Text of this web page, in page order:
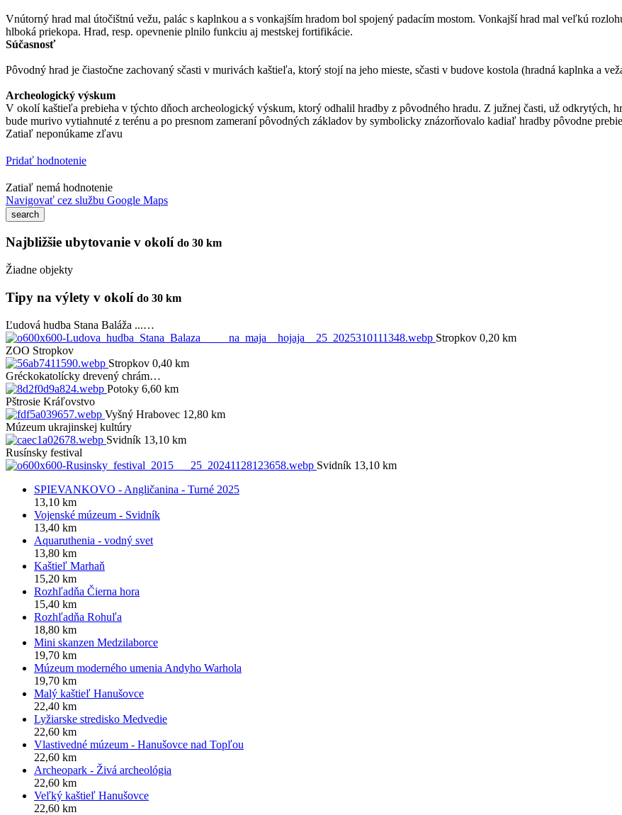
Vnútorný hrad mal útočištnú vežu, palác s kaplnkou a s vonkajším hradom bol spojený padacím mostom. Vonkajší hrad mal veľkú
hlboká priekopa. Hrad, resp. opevnenie plnilo funkciu aj mestskej fortifikácie.
Súčasnosť
Pôvodný hrad je čiastočne zachovaný sčasti v murivách kaštieľa, ktorý stojí na jeho mieste, sčasti v budove kostola (hradná kaplnka a
Archeologický výskum
V okolí kaštieľa prebieha v týchto dňoch archeologický výskum, ktorý odhalil hradby z pôvodného hradu. Z južnej časti, už odkrytých,
bude murivo vytiahnuté z terénu a po presnom zameraní pôvodných základov by symbolicky znázorňovalo kadiaľ hradby pôvodne
Zatiaľ neponúkame zľavu
Pridať hodnotenie
Zatiaľ nemá hodnotenie
Navigovať cez službu Google Maps
Najbližšie ubytovanie v okolí do 30 km
Žiadne objekty
Tipy na výlety v okolí do 30 km
Ľudová hudba Stana Baláža ...…
Stropkov 0,20 km
ZOO Stropkov
Stropkov 0,40 km
Gréckokatolícky drevený chrám…
Potoky 6,60 km
Pštrosie Kráľovstvo
Vyšný Hrabovec 12,80 km
Múzeum ukrajinskej kultúry
Svidník 13,10 km
Rusínsky festival
Svidník 13,10 km
SPIEVANKOVO - Angličanina - Turné 2025
13,10 km
Vojenské múzeum - Svidník
13,40 km
Aquaruthenia - vodný svet
13,80 km
Kaštieľ Marhaň
15,20 km
Rozhľadňa Čierna hora
15,40 km
Rozhľadňa Rohuľa
18,80 km
Mini skanzen Medzilaborce
19,70 km
Múzeum moderného umenia Andyho Warhola
19,70 km
Malý kaštieľ Hanušovce
22,40 km
Lyžiarske stredisko Medvedie
22,60 km
Vlastivedné múzeum - Hanušovce nad Topľou
22,60 km
Archeopark - Živá archeológia
22,60 km
Veľký kaštieľ Hanušovce
22,60 km